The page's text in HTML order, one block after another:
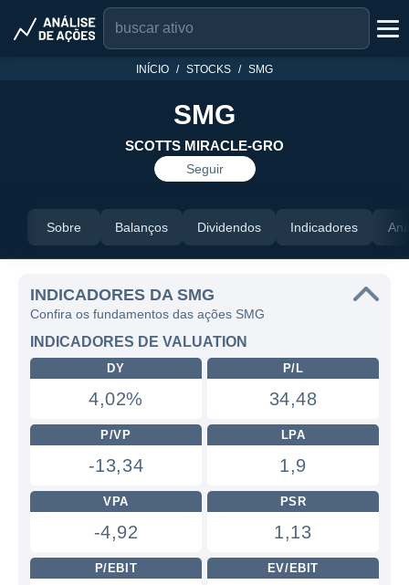
INÍCIO STOCKS SMG
SMG
SCOTTS MIRACLE-GRO
Seguir
Sobre Balanços Dividendos Indicadores
INDICADORES DA SMG
Confira os fundamentos das ações SMG
INDICADORES DE VALUATION
DY
4,02%
P/L
34,48
P/VP
-13,34
LPA
1,9
VPA
-4,92
PSR
1,13
P/EBIT EV/EBIT